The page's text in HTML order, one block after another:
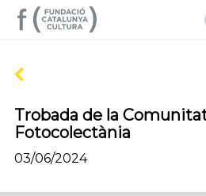
Trobada de la
Fotocolectània
03/06/2024